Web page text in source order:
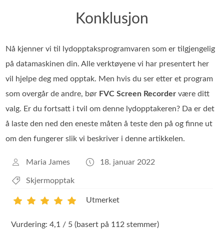
Konklusjon
Nå kjenner vi til lydopptaksprogramvaren som er tilgjengelig
på datamaskinen din. Alle verktøyene vi har presentert her
vil hjelpe deg med opptak. Men hvis du ser etter et program
som overgår de andre, bør FVC Screen Recorder være ditt
valg. Er du fortsatt i tvil om denne lydopptakeren? Da er det
å laste den ned den eneste måten å teste den på og finne ut
om den fungerer slik vi beskriver i denne artikkelen.
Maria James 18. januar 2022
Skjermopptak
Utmerket
Vurdering: 4,1 / 5 (basert på 112 stemmer)